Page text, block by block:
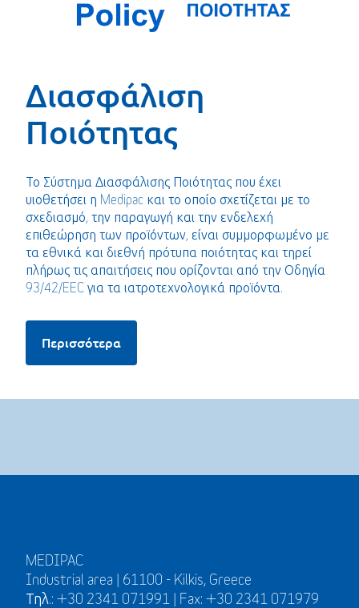
Διασφάλιση
Ποιότητας
Το Σύστημα Διασφάλισης Ποιότητας που έχει
υιοθετήσει η Medipac και το οποίο σχετίζεται με το
σχεδιασμό, την παραγωγή και την ενδελεχή
επιθεώρηση των προϊόντων, είναι συμμορφωμένο με
τα εθνικά και διεθνή πρότυπα ποιότητας και τηρεί
πλήρως τις απαιτήσεις που ορίζονται από την Οδηγία
93/42/EEC για τα ιατροτεχνολογικά προϊόντα.
Περισσότερα
MEDIPAC
Industrial area | 61100 - Kilkis, Greece
Τηλ.: +30 2341 071991 | Fax: +30 2341 071979